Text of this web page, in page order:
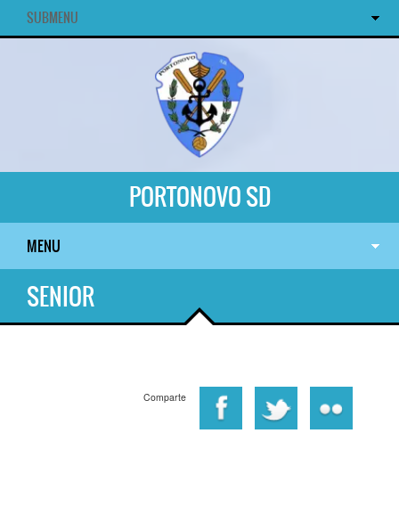
SUBMENU
PORTONOVO SD
MENU
SENIOR
Comparte